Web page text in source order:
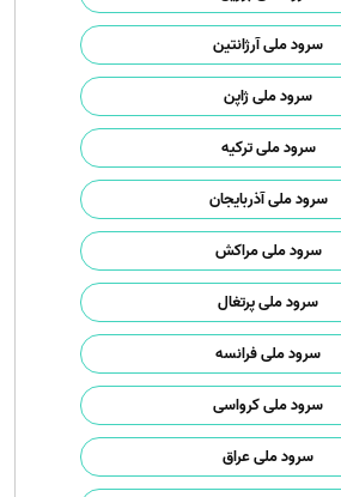
سرود ملی آرژانتین
سرود ملی ژاپن
سرود ملی ترکیه
سرود ملی آذربایجان
سرود ملی مراکش
سرود ملی پرتغال
سرود ملی فرانسه
سرود ملی کرواسی
سرود ملی عراق